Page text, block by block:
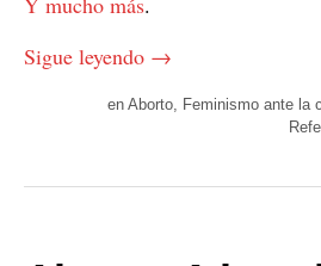
Sigue leyendo →
en Aborto, Feminismo ante la